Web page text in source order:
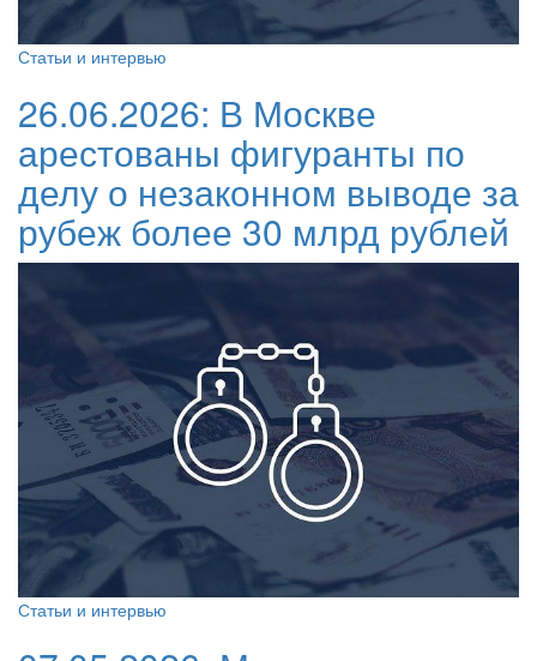
Статьи и интервью
26.06.2026: В Москве
арестованы фигуранты по
делу о незаконном выводе за
рубеж более 30 млрд рублей
Статьи и интервью